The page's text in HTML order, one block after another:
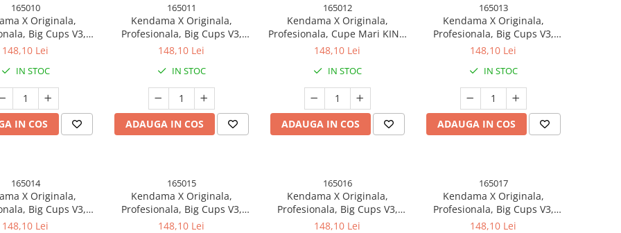
165010
X Originala,
Big Cups V3,
Grip model 1
148,10 Lei
IN STOC
IN COS
165011
Kendama X Originala,
Profesionala, Big Cups V3,
Rubber Grip model 2
148,10 Lei
IN STOC
ADAUGA IN COS
165012
Kendama X Originala,
Profesionala, Cupe Mari KING
SIZE V3, Rubber Grip, Gaura in
lemn 18 cm, Ata 62/65 cm,
Gradient Verde/Albastru
148,10 Lei
IN STOC
ADAUGA IN COS
165013
Kendama X Originala,
Profesionala, Big Cups V3,
Rubber Grip model 4
148,10 Lei
IN STOC
ADAUGA IN COS
165014
X Originala,
Big Cups V3,
Grip model 5
148,10 Lei
165015
Kendama X Originala,
Profesionala, Big Cups V3,
Rubber Grip model 6
148,10 Lei
165016
Kendama X Originala,
Profesionala, Big Cups V3,
Rubber Grip model 7
148,10 Lei
165017
Kendama X Originala,
Profesionala, Big Cups V3,
Rubber Grip model 8
148,10 Lei